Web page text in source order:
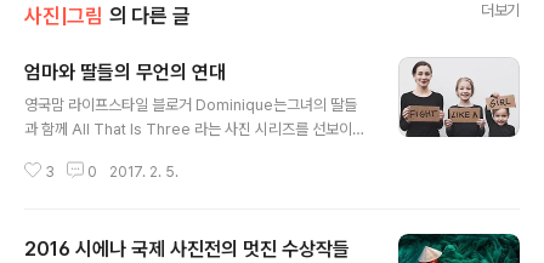
사진|그림 의 다른 글 더보기
엄마와 딸들의 무언의 연대
영국맘 라이프스타일 블로거 Dominique는그녀의 딸들
과 함께 All That Is Three 라는 사진 시리즈를 선보이고
t Is She | 인스타그램 | 페이스북
3 0 2017. 2. 5.
2016 시에나 국제 사진전의 멋진 수상작들